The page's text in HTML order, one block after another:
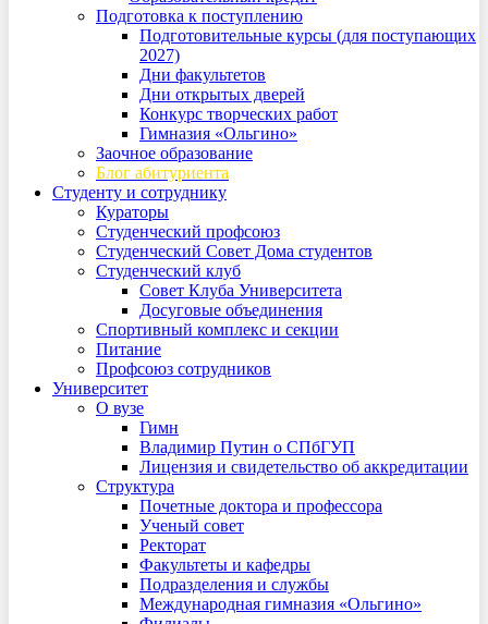
Подготовка к поступлению
Подготовительные курсы (для поступающих
2027)
Дни факультетов
Дни открытых дверей
Конкурс творческих работ
Гимназия «Ольгино»
Заочное образование
Блог абитуриента
Студенту и сотруднику
Кураторы
Студенческий профсоюз
Студенческий Совет Дома студентов
Студенческий клуб
Совет Клуба Университета
Досуговые объединения
Спортивный комплекс и секции
Питание
Профсоюз сотрудников
Университет
О вузе
Гимн
Владимир Путин о СПбГУП
Лицензия и свидетельство об аккредитации
Структура
Почетные доктора и профессора
Ученый совет
Ректорат
Факультеты и кафедры
Подразделения и службы
Международная гимназия «Ольгино»